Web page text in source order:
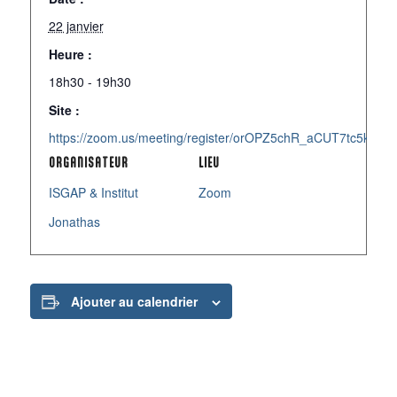
22 janvier
Heure :
18h30 - 19h30
Site :
https://zoom.us/meeting/register/
LIEU
Zoom
ORGANISATEUR
ISGAP & Institut
Jonathas
Ajouter au calendrier